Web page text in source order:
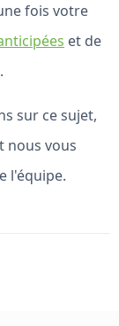
fois votre
et de
sur ce sujet,
nous vous
l'équipe.